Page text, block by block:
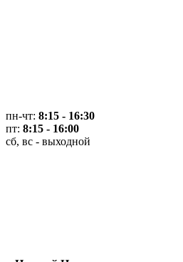
пн-чт: 8:15 - 16:30
пт: 8:15 - 16:00
сб, вс - выходной